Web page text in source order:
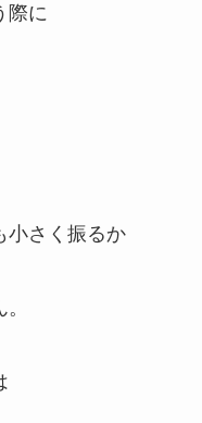
際に
小さく振るか